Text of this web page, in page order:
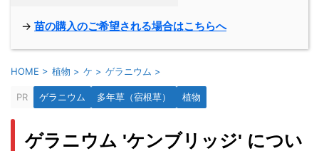
→ 苗の購入のご希望される場合はこちらへ
HOME > 植物 > ケ > ゲラニウム >
PR ゲラニウム 多年草（宿根草） 植物
ゲラニウム 'ケンブリッジ' につい